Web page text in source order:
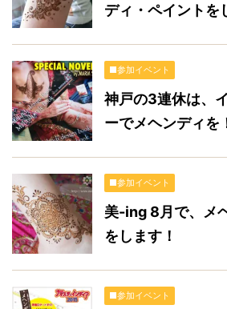
ディ・ペイントを
■参加イベント
神戸の3連休は、
ーでメヘンディを
■参加イベント
美-ing 8月で、メ
をします！
■参加イベント